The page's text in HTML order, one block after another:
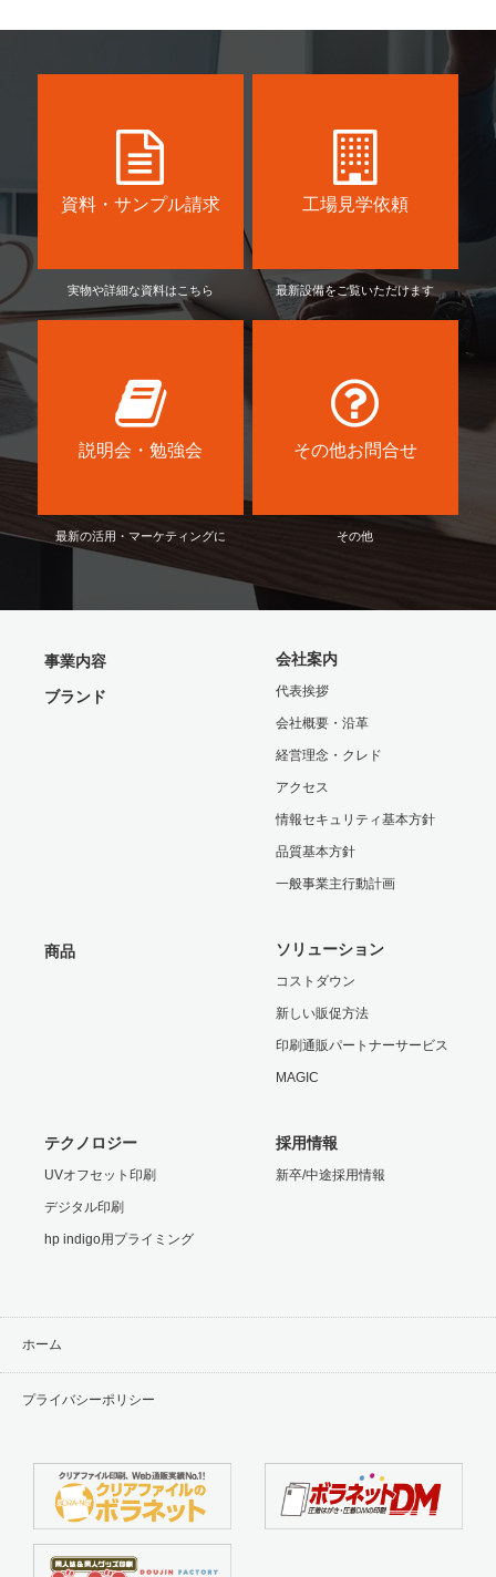
k
資料・サンプル請求
実物や詳細な資料はこちら
工場見学依頼
最新設備をご覧いただけます
説明会・勉強会
最新の活用・マーケティングに
その他お問合せ
その他
事業内容
ブランド
会社案内
代表挨拶
会社概要・沿革
経営理念・クレド
アクセス
情報セキュリティ基本方針
品質基本方針
一般事業主行動計画
商品 ソリューション
コストダウン
新しい販促方法
印刷通販パートナーサービス
MAGIC
テクノロジー
UVオフセット印刷
デジタル印刷
hp indigo用プライミング
採用情報
新卒/中途採用情報
ホーム
プライバシーポリシー